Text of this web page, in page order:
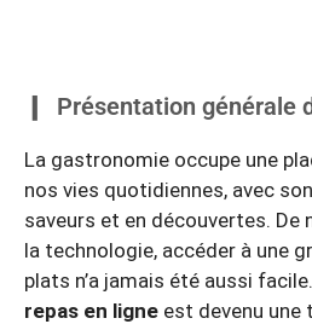
Présentation générale
La gastronomie occupe une
nos vies quotidiennes, avec
saveurs et en découvertes. De
la technologie, accéder à une
plats n’a jamais été aussi facile.
repas en ligne est devenu une